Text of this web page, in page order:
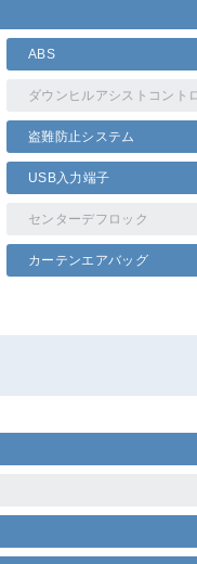
ABS
ダウンヒルアシストコント
盗難防止システム
USB入力端子
センターデフロック
カーテンエアバッグ